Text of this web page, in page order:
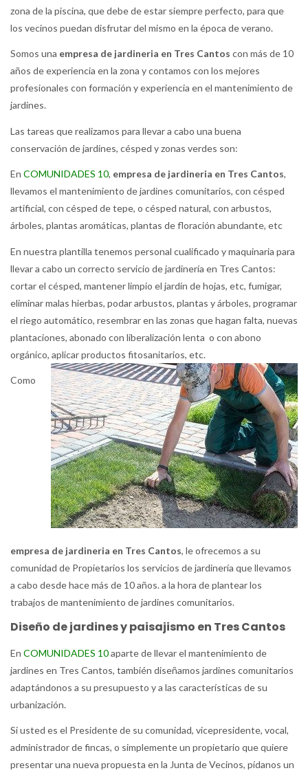
zona de la piscina, que debe de estar siempre perfecto, para que
los vecinos puedan disfrutar del mismo en la época de verano.
Somos una empresa de jardineria en Tres Cantos con más de 10
años de experiencia en la zona y contamos con los mejores
profesionales con formación y experiencia en el mantenimiento de
jardines.
Las tareas que realizamos para llevar a cabo una buena
conservación de jardines, césped y zonas verdes son:
En COMUNIDADES 10, empresa de jardineria en Tres Cantos,
llevamos el mantenimiento de jardines comunitarios, con césped
artificial, con césped de tepe, o césped natural, con arbustos,
árboles, plantas aromáticas, plantas de floración abundante, etc
En nuestra plantilla tenemos personal cualificado y maquinaria para
llevar a cabo un correcto servicio de jardinería en Tres Cantos:
cortar el césped, mantener limpio el jardín de hojas, etc, fumigar,
eliminar malas hierbas, podar arbustos, plantas y árboles, programar
el riego automático, resembrar en las zonas que hagan falta, nuevas
plantaciones, abonado con liberalización lenta o con abono
orgánico, aplicar productos fitosanitarios, etc.
Como
empresa de jardineria en Tres Cantos, le ofrecemos a su
comunidad de Propietarios los servicios de jardinería que llevamos
a cabo desde hace más de 10 años. a la hora de plantear los
trabajos de mantenimiento de jardines comunitarios.
Diseño de jardines y paisajismo en Tres Cantos
En COMUNIDADES 10aparte de llevar el mantenimiento de
jardines en Tres Cantos, también diseñamos jardines comunitarios
adaptándonos a su presupuesto y a las características de su
urbanización.
Si usted es el Presidente de su comunidad, vicepresidente, vocal,
administrador de fincas, o simplemente un propietario que quiere
presentar una nueva propuesta en la Junta de Vecinos, pídanos un